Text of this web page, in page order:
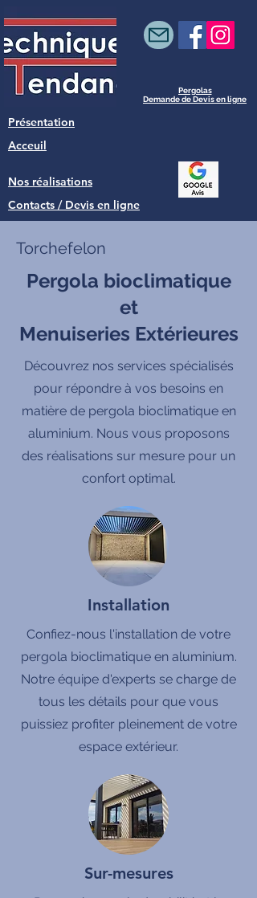
Demande de Devis en ligne
Pergolas
Présentation
Nos réalisations
Contacts / Devis en ligne
Acceuil
Torchefelon
Pergola bioclimatique
et
Menuiseries Extérieures
Découvrez nos services spécialisés
pour répondre à vos besoins en
matière de pergola bioclimatique en
aluminium. Nous vous proposons
des réalisations sur mesure pour un
confort optimal.
Installation
Confiez-nous l'installation de votre
pergola bioclimatique en aluminium.
Notre équipe d'experts se charge de
tous les détails pour que vous
puissiez profiter pleinement de votre
espace extérieur.
Sur-mesures